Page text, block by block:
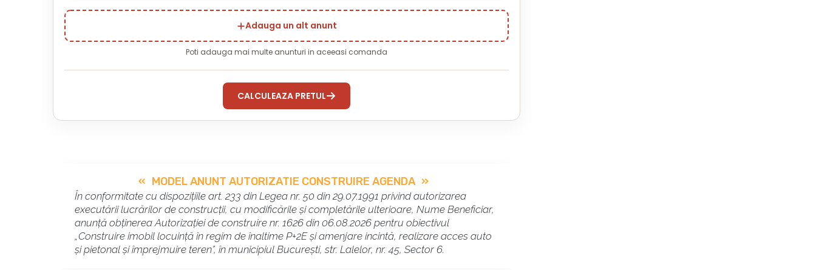
Adauga un alt anunt
Poti adauga mai multe anunturi in aceeasi comanda
CALCULEAZA PRETUL
MODEL ANUNT AUTORIZATIE CONSTRUIRE AGENDA
În conformitate cu dispozițiile art. 233 din Legea nr. 50 din 29.07.1991 privind autorizarea
executării lucrărilor de construcții, cu modificările și completările ulterioare, Nume Beneficiar,
anunță obținerea Autorizației de construire nr. 1626 din 06.08.2026 pentru obiectivul
„Construire imobil locuință în regim de înaltime P+2E și amenjare incintă, realizare acces auto
și pietonal și împrejmuire teren”, în municipiul București, str. Lalelor, nr. 45, Sector 6.